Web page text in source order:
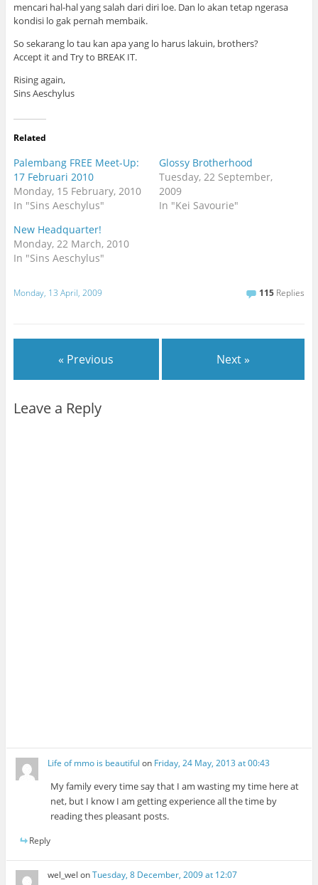
mencari hal-hal yang salah dari diri loe. Dan lo akan tetap ngerasa
kondisi lo gak pernah membaik.
So sekarang lo tau kan apa yang lo harus lakuin, brothers?
Accept it and Try to BREAK IT.
Rising again,
Sins Aeschylus
Related
Palembang FREE Meet-Up:
17 Februari 2010
Monday, 15 February, 2010
In "Sins Aeschylus"
Glossy Brotherhood
Tuesday, 22 September,
2009
In "Kei Savourie"
New Headquarter!
Monday, 22 March, 2010
In "Sins Aeschylus"
Monday, 13 April, 2009 115 Replies
« Previous Next »
Leave a Reply
Life of mmo is beautiful on Friday, 24 May, 2013 at 00:43
My family every time say that I am wasting my time here at
net, but I know I am getting experience all the time by
reading thes pleasant posts.
Reply
wel_wel onTuesday, 8 December, 2009 at 12:07